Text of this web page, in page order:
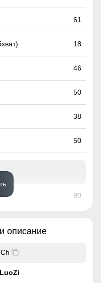
ключи или телефон.
61
18
46
50
38
50
90
описание